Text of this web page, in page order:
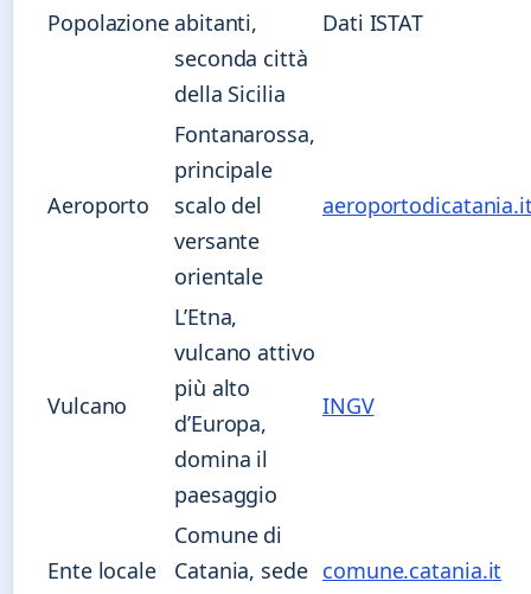
Popolazioneabitanti,
seconda città
della Sicilia
Dati ISTAT
Aeroporto
Fontanarossa,
principale
scalo del
versante
orientale
Vulcano
L’Etna,
vulcano attivo
più alto
d’Europa,
domina il
paesaggio
INGV
Ente locale
Comune di
Catania, sede comune.catania.it